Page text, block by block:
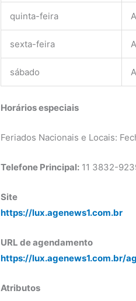
quinta-feira
sexta-feira
sábado
Horários especiais
Feriados Nacionais e Locais:
Telefone Principal: 11 3832-
Site
https://lux.agenews1.com.br
URL de agendamento
https://lux.agenews1.com.br/
Atributos